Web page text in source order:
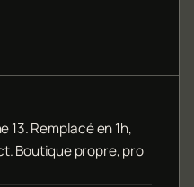
13. Remplacé en 1h,
Boutique propre, pro